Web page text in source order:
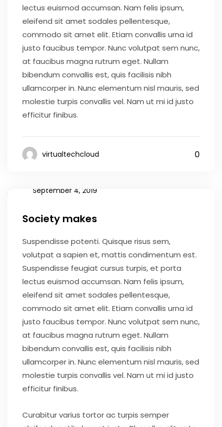
lectus euismod accumsan. Nam felis ipsum,
eleifend sit amet sodales pellentesque,
commodo sit amet elit. Etiam convallis urna id
justo faucibus tempor. Nunc volutpat sem nunc,
at faucibus magna rutrum eget. Nullam
bibendum convallis est, quis facilisis nibh
ullamcorper in. Nunc elementum nisl mauris, sed
molestie turpis convallis vel. Nam ut mi id justo
efficitur finibus.
virtualtechcloud 0
September 4, 2019
Society makes
Suspendisse potenti. Quisque risus sem,
volutpat a sapien et, mattis condimentum est.
Suspendisse feugiat cursus turpis, et porta
lectus euismod accumsan. Nam felis ipsum,
eleifend sit amet sodales pellentesque,
commodo sit amet elit. Etiam convallis urna id
justo faucibus tempor. Nunc volutpat sem nunc,
at faucibus magna rutrum eget. Nullam
bibendum convallis est, quis facilisis nibh
ullamcorper in. Nunc elementum nisl mauris, sed
molestie turpis convallis vel. Nam ut mi id justo
efficitur finibus.
Curabitur varius tortor ac turpis semper